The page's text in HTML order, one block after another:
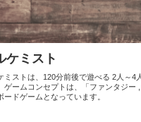
ケミスト
ミストは、120分前後で遊べる 2人～4
ゲームコンセプトは、「ファンタジー
ードゲームとなっています。